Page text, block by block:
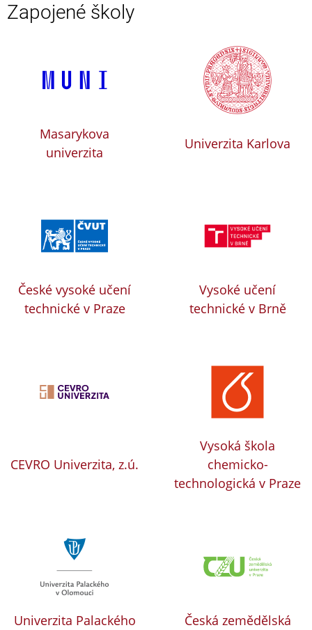
Zapojené školy
Masarykova
univerzita
Univerzita Karlova
České vysoké učení
technické v Praze
Vysoké učení
technické v Brně
CEVRO Univerzita, z.ú.
Vysoká škola
chemicko-
technologická v Praze
Univerzita Palackého
Česká zemědělská